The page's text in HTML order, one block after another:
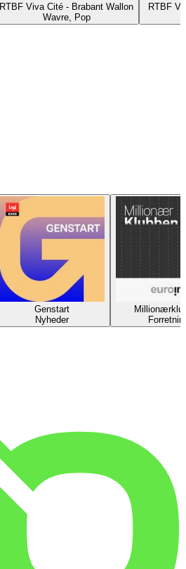
RTBF Viva Cité - Brabant Wallon
Wavre, Pop
RTBF
Genstart
Nyheder